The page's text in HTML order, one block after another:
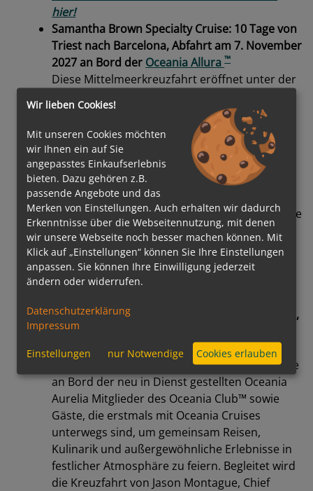
hier!
Samantha Brown Specialty Cruise: 10 Tage von
Triest nach Barcelona, Abfahrt am 7. November
2027 an Bord der Oceania Allura™
Diese Mittelmeerkreuzfahrt eröffnet unter der
Fernsehpersönlichkeit Samantha Brown eine
neue Perspektive auf Europas berühmte
Städte. Mit persönlichen Einblicken und
inspirierenden Gesprächen verleiht sie den
Destinationen besondere Lebendigkeit und
schafft eine direkte Verbindung zu deren
Geschichte und Charakter. So werden Reisende
dazu eingeladen, die angelaufenen Häfen
intensiver zu erleben und ihre kulturelle Tiefe
neu zu entdecken.
Weitere Informationen zur Reise finden Sie
Reunion Cruise: 12 Tage von Triest nach Athen,
Abfahrt am 6. Dezember 2027 an Bord der
Oceania Aurelia
Zum Jahresende vereint diese besondere Reise
an Bord der neu in Dienst gestellten Oceania
Aurelia Mitglieder des Oceania Club™ sowie
Gäste, die erstmals mit Oceania Cruises
unterwegs sind, um gemeinsam Reisen,
Kulinarik und außergewöhnliche Erlebnisse in
festlicher Atmosphäre zu feiern. Begleitet wird
die Kreuzfahrt von Jason Montague, Chief
Wir lieben Cookies!
Mit unseren Cookies möchten
wir Ihnen ein auf Sie
angepasstes Einkaufserlebnis
bieten. Dazu gehören z.B.
passende Angebote und das
Merken von Einstellungen. Auch erhalten wir dadurch
Erkenntnisse über die Webseitennutzung, mit denen
wir unsere Webseite noch besser machen können. Mit
Klick auf „Einstellungen“ können Sie Ihre Einstellungen
anpassen. Sie können Ihre Einwilligung jederzeit
ändern oder widerrufen.
Datenschutzerklärung
Impressum
Einstellungen nur Notwendige Cookies erlauben